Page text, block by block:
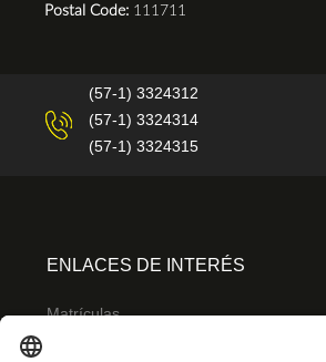
Postal Code: 111711
(57-1) 3324312
(57-1) 3324314
(57-1) 3324315
ENLACES DE INTERÉS
Matrículas